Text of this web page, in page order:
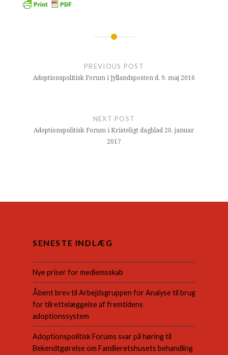
Indlægsnavigation
PREVIOUS POST
Adoptionspolitisk Forum i Jyllandsposten d. 9. maj 2016
NEXT POST
Adoptionspolitisk Forum i Kristeligt dagblad 20. januar
2017
SENESTE INDLÆG
Nye priser for medlemsskab
Åbent brev til Arbejdsgruppen for Analyse til brug
for tilrettelæggelse af fremtidens
adoptionssystem
Adoptionspolitisk Forums svar på høring til
Bekendtgørelse om Familieretshusets behandling